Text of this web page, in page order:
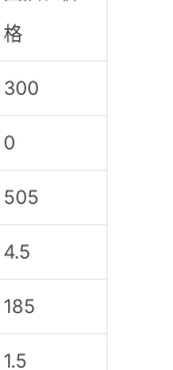
格
300
0
505
4.5
185
1.5